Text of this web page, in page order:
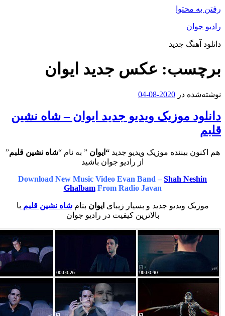
جدید
عکس جدید ایوان
در 2020-08-04
موزیک ویدیو جدید ایوان – شاه نشین
بیننده موزیک ویدیو جدید“ایوان” به نام “ شاه نشین قلبم”
از رادیو جوان باشید
Download New Music Video Evan Band –Shah
GhalbamFrom Radio Javan
ویدیو جدید و بسیار زیبایایوانبنامشاه نشین قلبمبا
بالاترین کیفیت در رادیو جوان